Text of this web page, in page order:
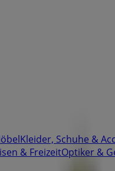
Kleider, Schuhe &
& FreizeitOptiker &